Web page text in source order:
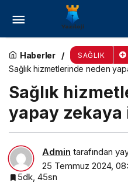
Haberler SAĞLIK
Sağlık hizmetlerinde neden
Sağlık
yapay
Admin tarafından
25 Temmuz 2024,
5dk, 45sn
Uzmanından Uyarı:
Verici Şekilde Artıyor!